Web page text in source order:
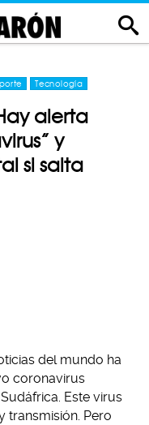
Tecnología
alerta
y
si salta
del mundo ha
coronavirus
Este virus
transmisión. Pero